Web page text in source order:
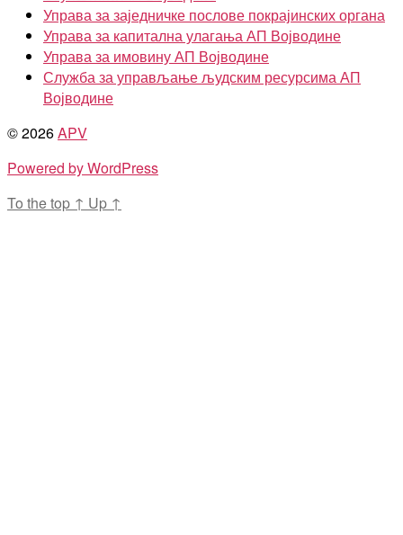
Управа за заједничке послове покрајинских органа
Управа за капитална улагања АП Војводине
Управа за имовину АП Војводине
Служба за управљање људским ресурсима АП
Војводине
© 2026APV
Powered by WordPress
To the top ↑ Up ↑